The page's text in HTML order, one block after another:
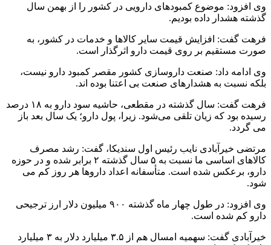
وی افزود: موضوع کمبودهای دارویی در کشور را از بهمن سال
گذشته هشدار داده بودیم.
فرهت گفت: افزایش قیمت سایر کالاها و خدمات در کشور، به
صورت مستقیم بر روی قیمت دارو اثرگذار است.
وی ادامه داد: صنعت داروسازی کشور مقصر کمبود دارو نیست،
بلکه نسبت به هشدارهای صنعت بی اعتنا بوده اند.
فرهت گفت: سال گذشته در مقطعی، حاشیه سود دارو به ۱۸ درصد
رسیده بود که زیان تلقی می‌شود. زیرا، پول دارو؛ یک سال بعد باز
می گردد.
مرتضی خیرآبادی نایب رئیس اول سندیکا، گفت: رشد مصرف
کالاهای اساسی ما نسبت به ۵ سال گذشته ۲ برابر شده و در حوزه
دارو، برعکس شده است. متأسفانه اعداد داروها هر روز کم می
شود.
وی افزود: در طول چهار ماه گذشته ۹۰۰ میلیون دلار ارز ترجیحی
دارو کم شده است.
خیرآبادی گفت: سهمیه امسال هم از ۳.۵ میلیارد دلار به ۳ میلیارد